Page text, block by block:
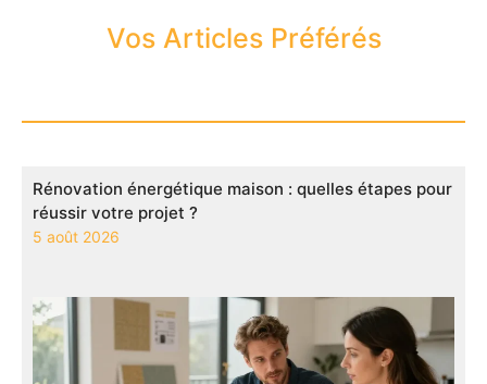
Vos Articles Préférés
Rénovation énergétique maison : quelles étapes pour
réussir votre projet ?
5 août 2026